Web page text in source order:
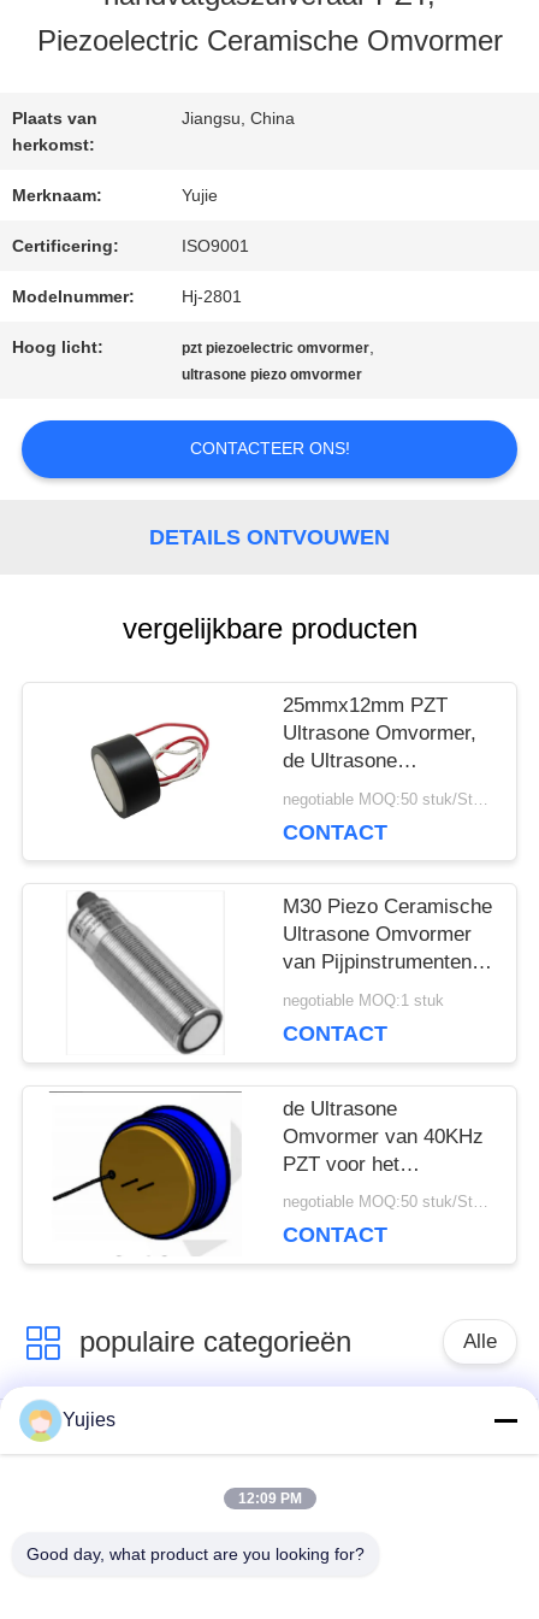
KWALITEITSCONTROLE
ONS
VERZOEK
OM EEN
CITAAT
SITEMAP
Piezoelectric Ceramische Omvormer
Plaats van
herkomst:
Jiangsu, China
Merknaam: Yujie
Certificering: ISO9001
Modelnummer: Hj-2801
Hoog licht: pzt piezoelectric omvormer,
ultrasone piezo omvormer
CONTACTEER ONS!
DETAILS ONTVOUWEN
vergelijkbare producten
25mmx12mm PZT
Ultrasone Omvormer,
de Ultrasone
Piezoelectric
negotiable MOQ:50 stuk/Stukken
CONTACT
M30 Piezo Ceramische
Ultrasone Omvormer
van Pijpinstrumenten
voor Niveaumeter
negotiable MOQ:1 stuk
CONTACT
de Ultrasone
Omvormer van 40KHz
PZT voor het
Niveausensor Over
Messingshuisvesting
negotiable MOQ:50 stuk/Stukken
CONTACT
populaire categorieën Alle
De Ultrasone
Omvormer van PZT
Omvormer
schoonmakende
Ultrasone
Yujies
12:09 PM
Good day, what product are you looking for?